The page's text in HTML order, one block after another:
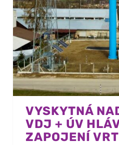
VYSKYTNÁ
VDJ + ÚV
ZAPOJENÍ